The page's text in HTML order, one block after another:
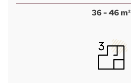
36 - 46 m²